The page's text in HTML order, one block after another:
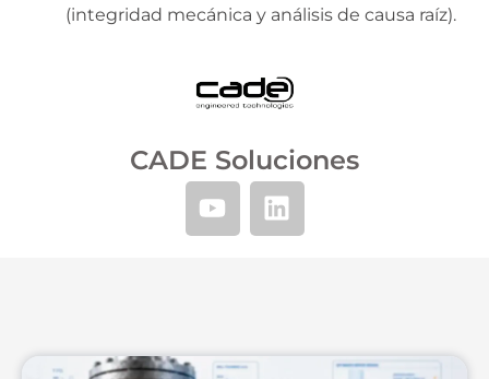
(integridad mecánica y análisis de causa raíz).
CADE Soluciones